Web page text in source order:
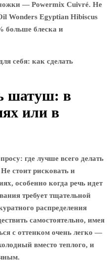
— Powermix Cuivré. Не
Wonders Egyptian Hibiscus
больше блеска и
шатуш: в
или в
где лучше всего делать
стоит рисковать и
особенно когда речь идет
требует тщательной
распределения
самостоятельно, имея
с оттенком очень легко —
вместо теплого, и